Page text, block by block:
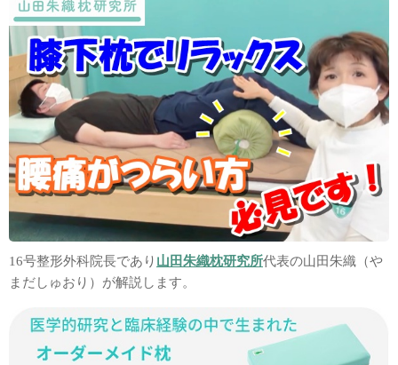
16号整形外科院長であり 山田朱織枕研究所代表の山田朱織（や
まだしゅおり）が解説します。